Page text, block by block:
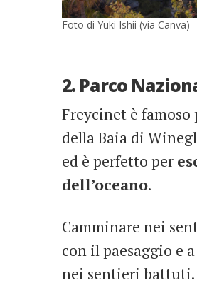
Foto di Yuki Ishii (via Canva)
2. Parco
Freycinet è famoso
della Baia di
ed è perfetto per
dell’oceano.
Camminare nei
con il paesaggio e
nei sentieri battuti.